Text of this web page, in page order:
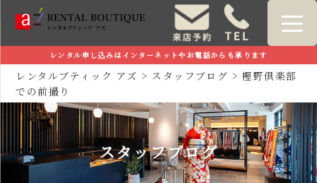
レンタル申し込みはインターネットやお電話からも承ります
レンタルブティック アズ > スタッフブログ >樫野倶楽部
での前撮り
スタッフブログ